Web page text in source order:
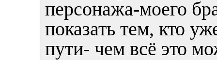
персонажа-моего
показать тем, кто
пути- чем всё это